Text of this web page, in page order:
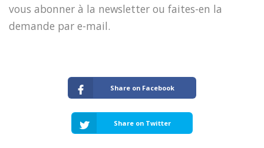
vous abonner à la newsletter ou faites-en la
demande par e-mail.
Share on Facebook
Share on Twitter